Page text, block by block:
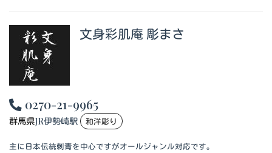
文身彩肌庵 彫まさ
0270-21-9965
群馬県JR伊勢崎駅 和洋彫り
主に日本伝統刺青を中心ですがオールジャンル対応です。